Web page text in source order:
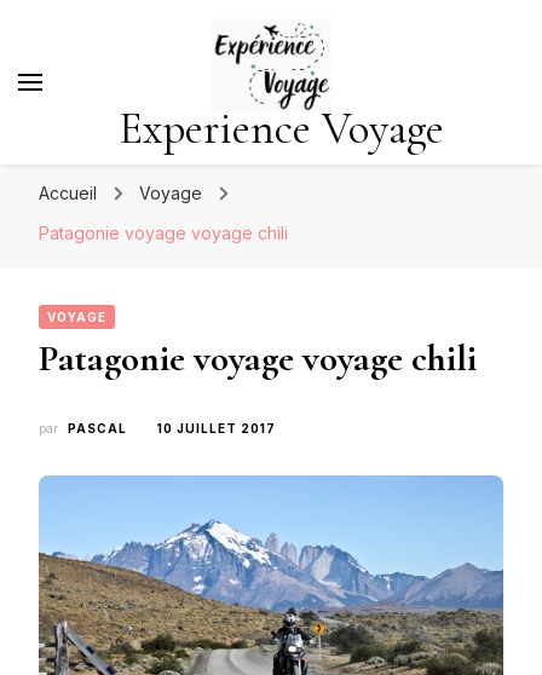
Experience Voyage
Accueil
Voyage
Patagonie voyage voyage chili
VOYAGE
Patagonie voyage voyage chili
par PASCAL 10 JUILLET 2017